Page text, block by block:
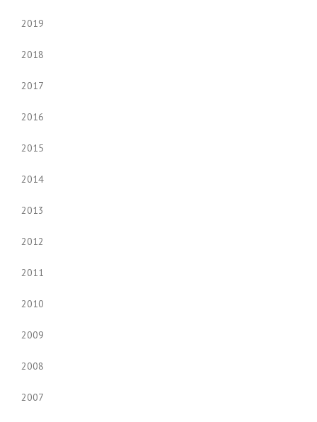
2019
2018
2017
2016
2015
2014
2013
2012
2011
2010
2009
2008
2007